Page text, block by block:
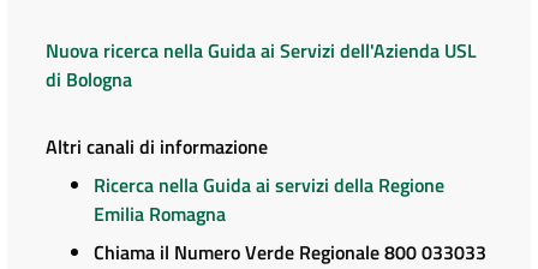
Nuova ricerca nella Guida ai Servizi dell'Azienda USL
di Bologna
Altri canali di informazione
Ricerca nella Guida ai servizi della Regione
Emilia Romagna
Chiama il Numero Verde Regionale 800 033033